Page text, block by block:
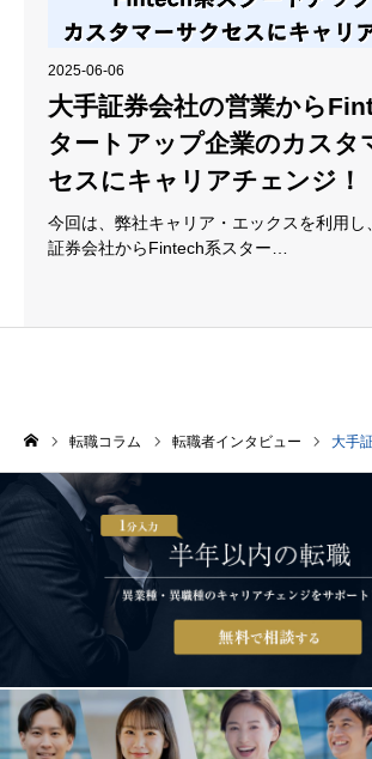
2025-06-06
大手証券会社の営業から
タートアップ企業のカスタ
セスにキャリアチェンジ！
今回は、弊社キャリア・エックスを利用し
証券会社からFintech系スター…
転職コラム 転職者インタビュー 大手証券会社の営業か